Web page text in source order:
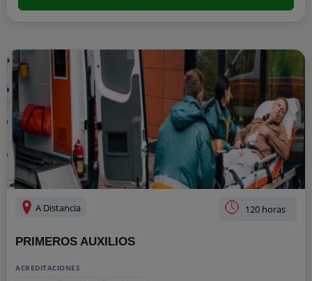
A Distancia 120 horas
PRIMEROS AUXILIOS
ACREDITACIONES